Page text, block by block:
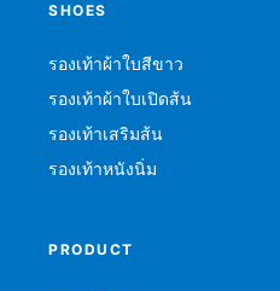
SHOES
รองเท้าผ้าใบสีขาว
รองเท้าผ้าใบเปิดส้น
รองเท้าเสริมส้น
รองเท้าหนังนิ่ม
PRODUCT